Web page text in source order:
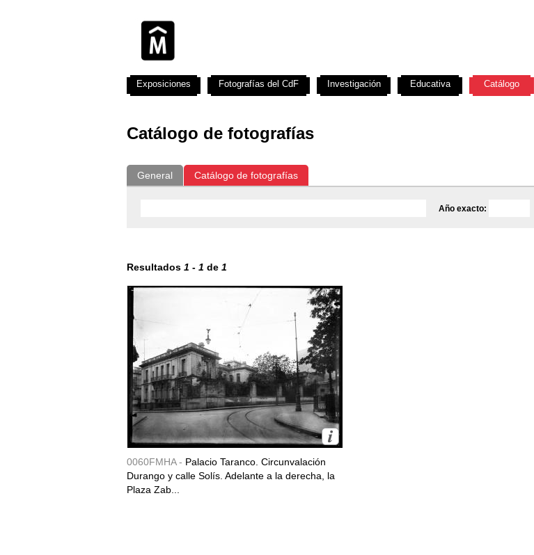
Catálogo de fotografías
General Catálogo de fotografías
Año exacto:
Resultados 1 - 1 de 1
0060FMHA - Palacio Taranco. Circunvalación
Durango y calle Solís. Adelante a la derecha, la
Plaza Zab...
Exposiciones Fotografías del CdF Investigación Educativa Catálogo